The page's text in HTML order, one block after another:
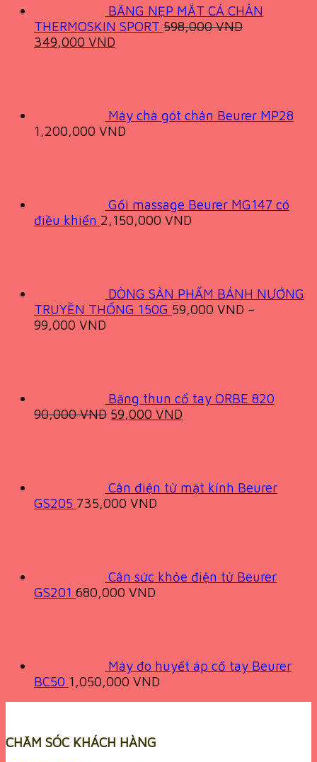
BĂNG NẸP MẮT CÁ CHÂN
THERMOSKIN SPORT 598,000VND
Original
349,000 VND
Máy chà gót chân Beurer MP28
1,200,000 VND
Gối massage Beurer MG147 có
điều khiển 2,150,000 VND
DÒNG SẢN PHẨM BÁNH NƯỚNG
TRUYỀN THỐNG 150G 59,000 VND –
99,000 VND
Băng thun cổ tay ORBE 820
90,000VND Original
59,000 VND
Cân điện tử mặt kính Beurer
GS205 735,000 VND
Cân sức khỏe điện tử Beurer
GS201 680,000 VND
Máy đo huyết áp cổ tay Beurer
BC50 1,050,000 VND
CHĂM SÓC KHÁCH HÀNG